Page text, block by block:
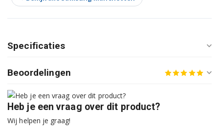
Specificaties
Beoordelingen
Heb je een vraag over dit product?
Wij helpen je graag!